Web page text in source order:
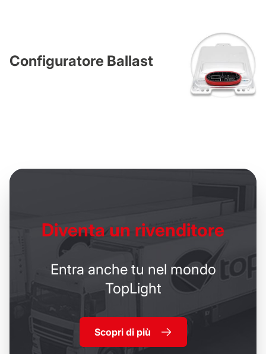
Configuratore Ballast
Diventa un rivenditore
Entra anche tu nel mondo
TopLight
Scopri di più